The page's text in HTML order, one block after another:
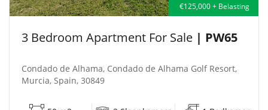
€125,000 + Belasting
3 Bedroom Apartment For Sale | PW65
Condado de Alhama, Condado de Alhama Golf Resort,
Murcia, Spain, 30849